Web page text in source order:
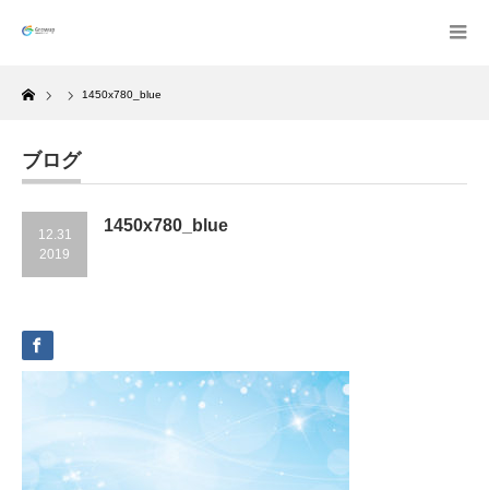
Home
1450x780_blue
ブログ
12.31
2019
1450x780_blue